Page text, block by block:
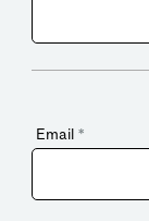
Email *